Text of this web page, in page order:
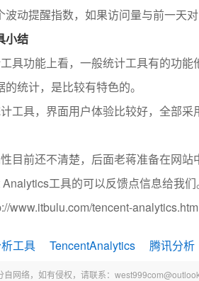
波动提醒指数，如果访问量与前一天
小结
具功能上看，一般统计工具有的功
统计，是比较有特色的。
工具，界面用户体验比较好，全部
目前还不清楚，后面老蒋准备在网
工具的可以反馈点信息给我
www.itbulu.com/tencent-
工具 TencentAnalytics 腾讯分析
自网络，如有侵权，请联系：